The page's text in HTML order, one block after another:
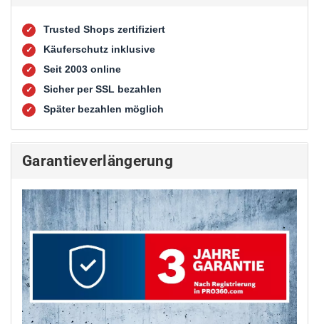
✓ Trusted Shops zertifiziert
✓ Käuferschutz inklusive
✓ Seit 2003 online
✓ Sicher per SSL bezahlen
✓ Später bezahlen möglich
Garantieverlängerung